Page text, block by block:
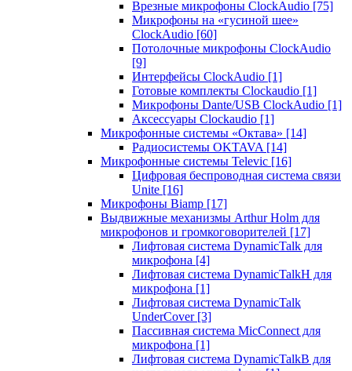
Врезные микрофоны ClockAudio [75]
Микрофоны на «гусиной шее»
ClockAudio [60]
Потолочные микрофоны ClockAudio
[9]
Интерфейсы ClockAudio [1]
Готовые комплекты Clockaudio [1]
Микрофоны Dante/USB ClockAudio [1]
Аксессуары Clockaudio [1]
Микрофонные системы «Октава» [14]
Радиосистемы OKTAVA [14]
Микрофонные системы Televic [16]
Цифровая беспроводная система связи
Unite [16]
Микрофоны Biamp [17]
Выдвижные механизмы Arthur Holm для
микрофонов и громкоговорителей [17]
Лифтовая система DynamicTalk для
микрофона [4]
Лифтовая система DynamicTalkH для
микрофона [1]
Лифтовая система DynamicTalk
UnderCover [3]
Пассивная система MicConnect для
микрофона [1]
Лифтовая система DynamicTalkB для